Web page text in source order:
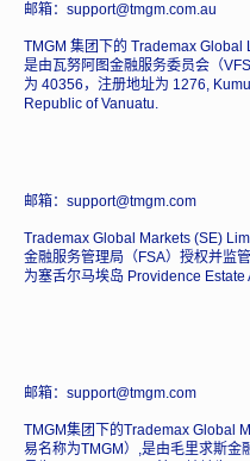
邮箱：support@tmgm.com.au
TMGM 集团下的 Trademax Global
是由瓦努阿图金融服务委员会（
为 40356，注册地址为 1276,
Republic of Vanuatu.
邮箱：support@tmgm.com
Trademax Global Markets (SE)
金融服务管理局（FSA）授权并监
为塞舌尔马埃岛 Providence Estate
邮箱：support@tmgm.com
TMGM集团下的Trademax Global
易名称为TMGM）,是由毛里求斯金